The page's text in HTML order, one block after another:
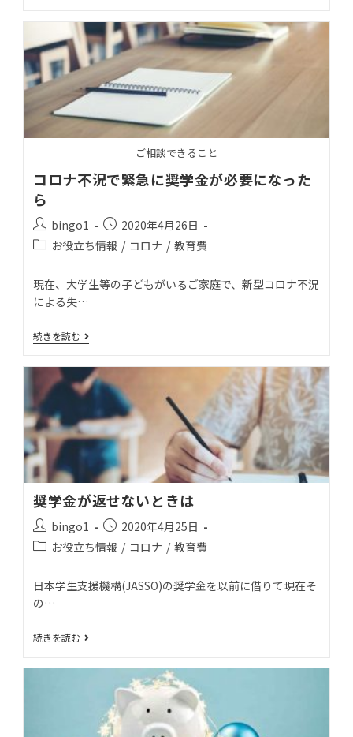
ご相談できること
コロナ不況で緊急に奨学金が必要になった
ら
bingo1
2020年4月26日
お役立ち情報 / コロナ / 教育費
現在、大学生等の子どもがいるご家庭で、新型コロナ不況
による失…
続きを読む
奨学金が返せないときは
bingo1
2020年4月25日
お役立ち情報 / コロナ / 教育費
日本学生支援機構(JASSO)の奨学金を以前に借りて現在そ
の…
続きを読む